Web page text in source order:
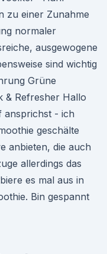
zu einer Zunahme
normaler
ausgewogene
sind wichtig
Grüne
& Refresher Hallo
ansprichst - ich
geschälte
anbieten, die auch
allerdings das
es mal aus in
Bin gespannt